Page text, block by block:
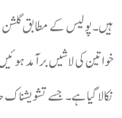
خواتین کی لاشیں برآمد
نکالا گیا ہے۔ جسے تشویشناک